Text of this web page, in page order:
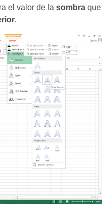
el valor de la sombra que
.